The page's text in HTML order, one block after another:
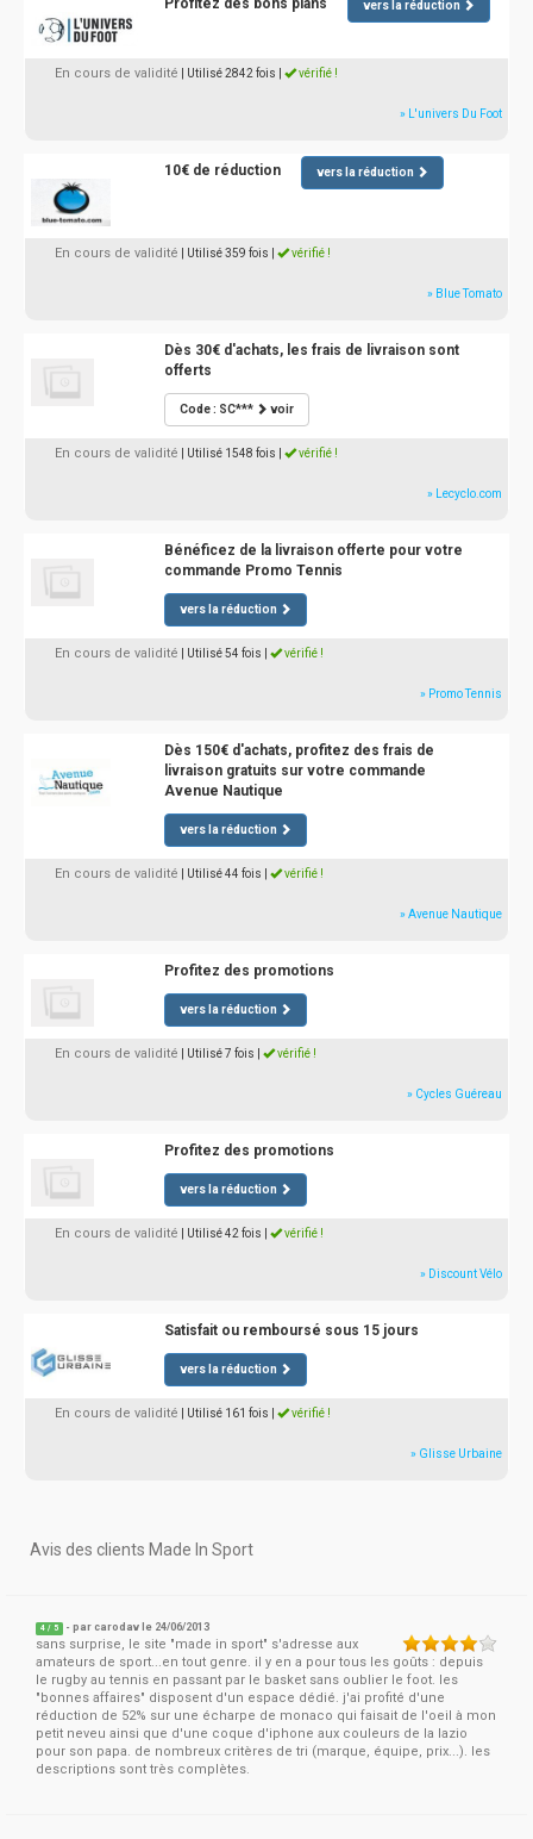
Profitez des bons plans vers la réduction
En cours de validité | Utilisé 2842 fois vérifié !
» L'univers Du Foot
10€ de réduction vers la réduction
En cours de validité | Utilisé 359 fois vérifié !
» Blue Tomato
Dès 30€ d'achats, les frais de livraison sont
offerts
Code : SC*** voir
En cours de validité | Utilisé 1548 fois vérifié !
» Lecyclo.com
Bénéficez de la livraison offerte pour votre
commande Promo Tennis
vers la réduction
En cours de validité | Utilisé 54 fois vérifié !
» Promo Tennis
Dès 150€ d'achats, profitez des frais de
livraison gratuits sur votre commande
Avenue Nautique
vers la réduction
En cours de validité | Utilisé 44 fois vérifié !
» Avenue Nautique
Profitez des promotions
vers la réduction
En cours de validité | Utilisé 7 fois vérifié !
» Cycles Guéreau
Profitez des promotions
vers la réduction
En cours de validité | Utilisé 42 fois vérifié !
» Discount Vélo
Satisfait ou remboursé sous 15 jours
vers la réduction
En cours de validité | Utilisé 161 fois vérifié !
» Glisse Urbaine
Avis des clients Made In Sport
4 / 5 - parcarodav le 24/06/2013
sans surprise, le site "made in sport" s'adresse aux
amateurs de sport...en tout genre. il y en a pour tous les goûts : depuis
le rugby au tennis en passant par le basket sans oublier le foot. les
"bonnes affaires" disposent d'un espace dédié. j'ai profité d'une
réduction de 52% sur une écharpe de monaco qui faisait de l'oeil à mon
petit neveu ainsi que d'une coque d'iphone aux couleurs de la lazio
pour son papa. de nombreux critères de tri (marque, équipe, prix...). les
descriptions sont très complètes.